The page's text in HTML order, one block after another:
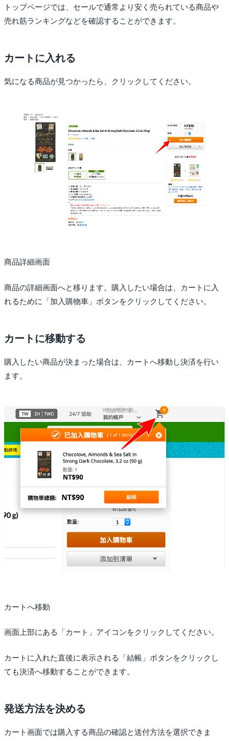
トップページでは、セールで通常より安く売られている商品や
売れ筋ランキングなどを確認することができます。
カートに入れる
気になる商品が見つかったら、クリックしてください。
商品詳細画面
商品の詳細画面へと移ります。購入したい場合は、カートに入
れるために「加入購物車」ボタンをクリックしてください。
カートに移動する
購入したい商品が決まった場合は、カートへ移動し決済を行い
ます。
カートへ移動
画面上部にある「カート」アイコンをクリックしてください。
カートに入れた直後に表示される「結帳」ボタンをクリックし
ても決済へ移動することができます。
発送方法を決める
カート画面では購入する商品の確認と送付方法を選択できま